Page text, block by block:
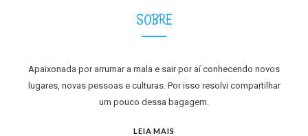
SOBRE
Apaixonada por arrumar a mala e sair por aí conhecendo novos
lugares, novas pessoas e culturas. Por isso resolvi compartilhar
um pouco dessa bagagem.
LEIA MAIS